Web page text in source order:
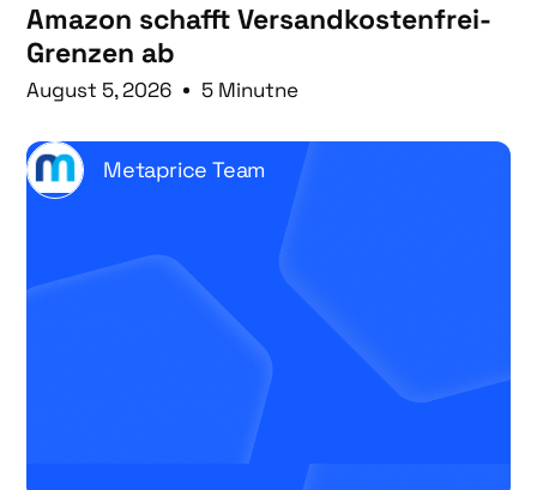
Amazon schafft Versandkostenfrei-
Grenzen ab
August 5, 2026 5 Minutne
Metaprice Team